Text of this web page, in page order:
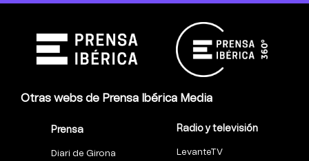
Otras webs de Prensa Ibérica Media
Prensa
Diari de Girona
Radio y televisión
LevanteTV